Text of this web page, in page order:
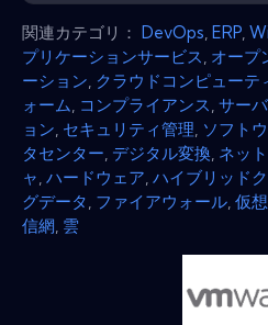
関連カテゴリ： DevOps ERP
プリケーションサービス オープ
ーション クラウドコンピューテ
ォーム コンプライアンス サーバ
ョン セキュリティ管理 ソフト
タセンター デジタル変換 ネッ
ャ ハードウェア ハイブリッド
グデータ ファイアウォール 仮
信網 雲